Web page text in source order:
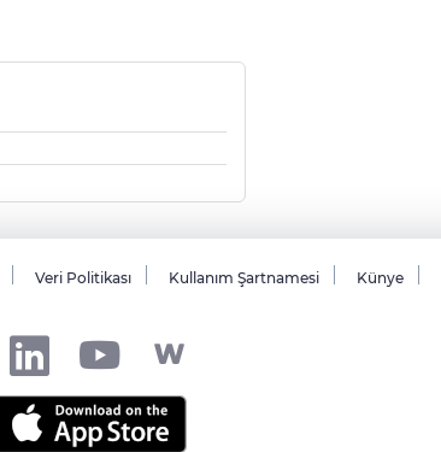
Veri Politikası Kullanım Şartnamesi Künye